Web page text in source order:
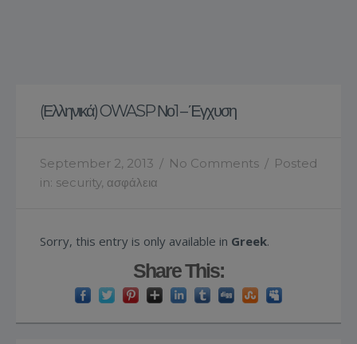
(Ελληνικά) OWASP Νο1 – Έγχυση
September 2, 2013 / No Comments / Posted
in: security, ασφάλεια
Sorry, this entry is only available in Greek.
Share This: